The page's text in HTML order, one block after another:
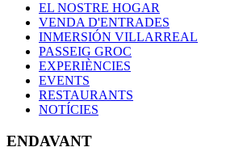
EL NOSTRE HOGAR
VENDA D'ENTRADES
INMERSIÓN VILLARREAL
PASSEIG GROC
EXPERIÈNCIES
EVENTS
RESTAURANTS
NOTÍCIES
ENDAVANT